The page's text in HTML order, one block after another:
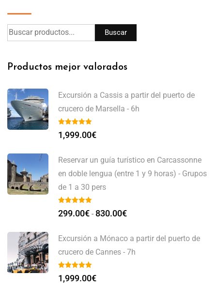
Buscar
Productos mejor valorados
Excursión a Cassis a partir del puerto de
crucero de Marsella - 6h
1,999.00€
Reservar un guía turístico en Carcassonne
en doble lengua (entre 1 y 9 horas) - Grupos
de 1 a 30 pers
299.00€ - 830.00€
Excursión a Mónaco a partir del puerto de
crucero de Cannes - 7h
1,999.00€